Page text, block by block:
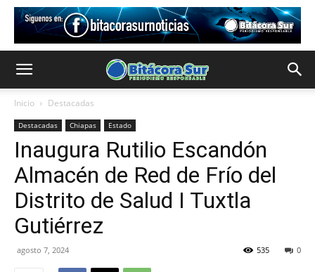
Inicio Destacadas
Destacadas Chiapas Estado
Inaugura Rutilio Escandón
Almacén de Red de Frío del
Distrito de Salud I Tuxtla
Gutiérrez
agosto 7, 2024 0
535